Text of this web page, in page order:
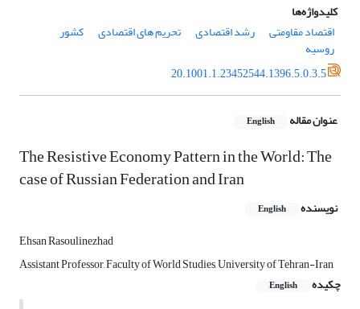
کلیدواژه‌ها
اقتصاد مقاومتی
رشد اقتصادی تحریم های اقتصادی کشور
روسیه
20.1001.1.23452544.1396.5.0.3.5
عنوان مقاله English
The Resistive Economy Pattern in the World: The
case of Russian Federation and Iran
نویسنده English
Ehsan Rasoulinezhad
Assistant Professor, Faculty of World Studies, University of Tehran-Iran
چکیده
English